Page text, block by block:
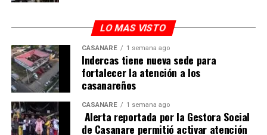
LO MAS VISTO
CASANARE 1 semana ago
Indercas tiene nueva sede para
fortalecer la atención a los
casanareños
CASANARE 1 semana ago
Alerta reportada por la Gestora Social
de Casanare permitió activar atención